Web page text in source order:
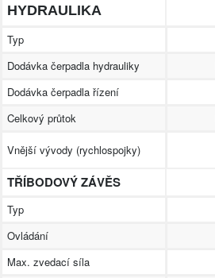
HYDRAULIKA
Typ
Dodávka čerpadla hydrauliky
Dodávka čerpadla řízení
Celkový průtok
Vnější vývody (rychlospojky)
TŘÍBODOVÝ ZÁVĚS
Typ
Ovládání
Max. zvedací síla